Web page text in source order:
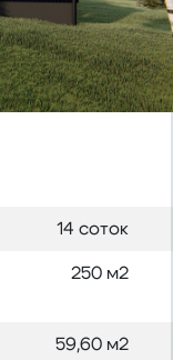
14 соток
250 м2
59,60 м2